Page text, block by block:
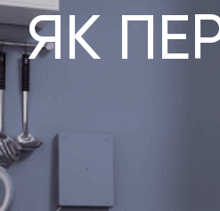
ЯК